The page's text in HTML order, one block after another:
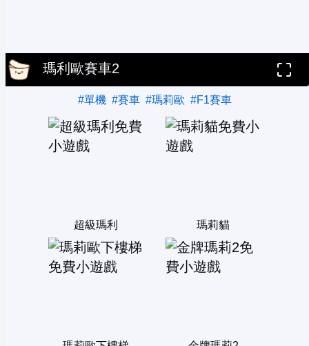
瑪利歐賽車2
#單機 #賽車 #瑪莉歐 #F1賽車
超級瑪利 瑪莉貓